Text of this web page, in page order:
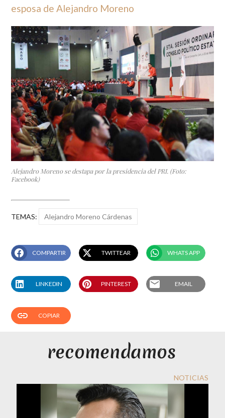
esposa de Alejandro Moreno
Alejandro Moreno se destapa por la presidencia del PRI. (Foto:
Facebook)
TEMAS: Alejandro Moreno Cárdenas
COMPARTIR TWITTEAR WHATS APP
LINKEDIN PINTEREST email EMAIL
link COPIAR
NOTICIAS